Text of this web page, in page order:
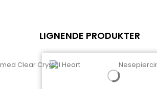
LIGNENDE PRODUKTER